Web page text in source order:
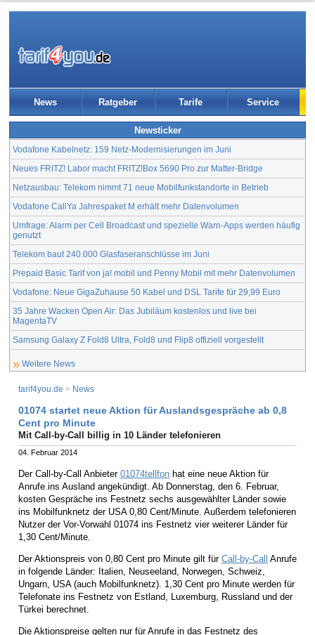
News Ratgeber Tarife Service
Newsticker
Vodafone Kabelnetz: 159 Netz-Modernisierungen im Juni
Neues FRITZ! Labor macht FRITZ!Box 5690 Pro zur Matter-Bridge
Netzausbau: Telekom nimmt 71 neue Mobilfunkstandorte in Betrieb
Vodafone CallYa Jahrespaket M erhält mehr Datenvolumen
Umfrage: Alarm per Cell Broadcast und spezielle Warn-Apps werden häufig
genutzt
Telekom baut 240.000 Glasfaseranschlüsse im Juni
Prepaid Basic Tarif von ja! mobil und Penny Mobil mit mehr Datenvolumen
Vodafone: Neue GigaZuhause 50 Kabel und DSL Tarife für 29,99 Euro
35 Jahre Wacken Open Air: Das Jubiläum kostenlos und live bei
MagentaTV
Samsung Galaxy Z Fold8 Ultra, Fold8 und Flip8 offiziell vorgestellt
Weitere News
tarif4you.de > News
01074 startet neue Aktion für Auslandsgespräche ab 0,8
Cent pro Minute
Mit Call-by-Call billig in 10 Länder telefonieren
04. Februar 2014
Der Call-by-Call Anbieter 01074tellfon hat eine neue Aktion für
Anrufe ins Ausland angekündigt. Ab Donnerstag, den 6. Februar,
kosten Gespräche ins Festnetz sechs ausgewählter Länder sowie
ins Mobilfunknetz der USA 0,80 Cent/Minute. Außerdem telefonieren
Nutzer der Vor-Vorwahl 01074 ins Festnetz vier weiterer Länder für
1,30 Cent/Minute.
Der Aktionspreis von 0,80 Cent pro Minute gilt für Call-by-Call Anrufe
in folgende Länder: Italien, Neuseeland, Norwegen, Schweiz,
Ungarn, USA (auch Mobilfunknetz). 1,30 Cent pro Minute werden für
Telefonate ins Festnetz von Estland, Luxemburg, Russland und der
Türkei berechnet.
Die Aktionspreise gelten nur für Anrufe in das Festnetz des